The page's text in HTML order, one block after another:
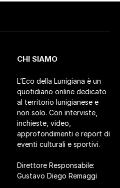
CHI SIAMO
L’Eco della Lunigiana è un
quotidiano online dedicato
al territorio lunigianese e
non solo. Con interviste,
inchieste, video,
approfondimenti e report di
eventi culturali e sportivi.
Direttore Responsabile:
Gustavo Diego Remaggi